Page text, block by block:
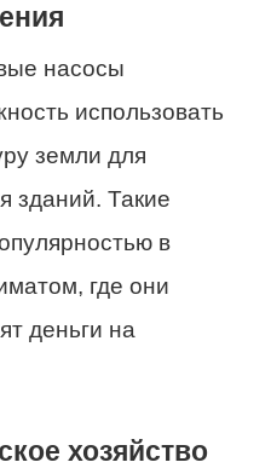
насосы
использовать
земли для
зданий. Такие
в
где они
деньги на
хозяйство